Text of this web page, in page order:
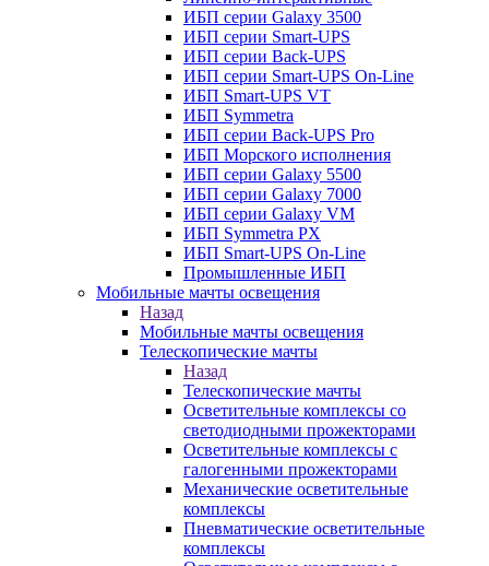
ИБП серии Galaxy 3500
ИБП серии Smart-UPS
ИБП серии Back-UPS
ИБП серии Smart-UPS On-Line
ИБП Smart-UPS VT
ИБП Symmetra
ИБП серии Back-UPS Pro
ИБП Морского исполнения
ИБП серии Galaxy 5500
ИБП серии Galaxy 7000
ИБП серии Galaxy VM
ИБП Symmetra PX
ИБП Smart-UPS On-Line
Промышленные ИБП
Мобильные мачты освещения
Назад
Мобильные мачты освещения
Телескопические мачты
Назад
Телескопические мачты
Осветительные комплексы со
светодиодными прожекторами
Осветительные комплексы с
галогенными прожекторами
Механические осветительные
комплексы
Пневматические осветительные
комплексы